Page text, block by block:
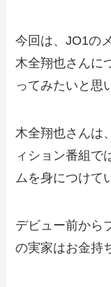
今回は、JO1の
木全翔也さんに
ってみたいと思
木全翔也さんは
ィション番組で
ムを身につけて
デビュー前から
の実家はお金持